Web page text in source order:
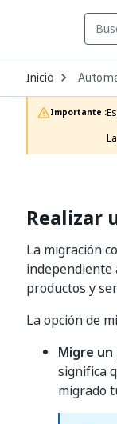
Inicio Open
to
choose
product
Importante :
Realizar
La migración
independiente
productos y
La opción de
Migre
significa
migrado